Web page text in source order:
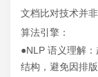
文档比对技术并
算法引擎：
●NLP 语义理解
结构，避免因排